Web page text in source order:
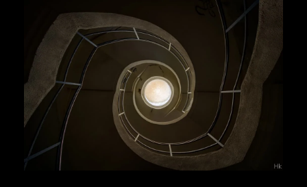
Herr Kolonel
Voir la suite